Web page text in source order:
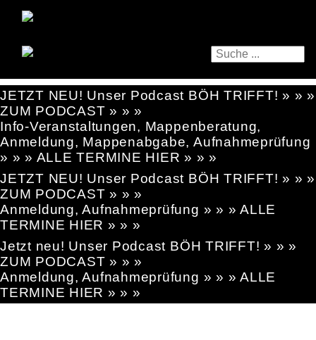
JETZT NEU! Unser Podcast BÖH TRIFFT! » » »
ZUM PODCAST » » »
Info-Veranstaltungen, Mappenberatung,
Anmeldung, Mappenabgabe, Aufnahmeprüfung
» » » ALLE TERMINE HIER » » »
JETZT NEU! Unser Podcast BÖH TRIFFT! » » »
ZUM PODCAST » » »
Anmeldung, Aufnahmeprüfung » » » ALLE
TERMINE HIER » » »
Jetzt neu! Unser Podcast BÖH TRIFFT! » » »
ZUM PODCAST » » »
Anmeldung, Aufnahmeprüfung » » » ALLE
TERMINE HIER » » »